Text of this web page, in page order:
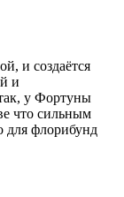
и создаётся
и
у Фортуны
что сильным
для флорибунд